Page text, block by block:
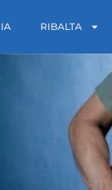
RIBALTA